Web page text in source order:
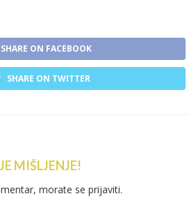
SHARE ON FACEBOOK
SHARE ON TWITTER
MIŠLJENJE!
morate se prijaviti.